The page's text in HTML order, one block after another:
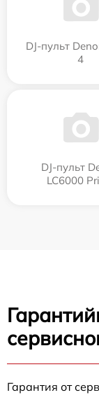
DJ-пульт
4
DJ-пульт
LC6000
Гарантия от